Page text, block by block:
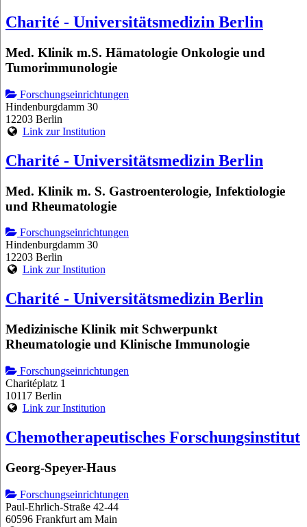
Charité - Universitätsmedizin Berlin
Med. Klinik m.S. Hämatologie Onkologie und
Tumorimmunologie
Forschungseinrichtungen
Hindenburgdamm 30
12203 Berlin
Link zur Institution
Charité - Universitätsmedizin Berlin
Med. Klinik m. S. Gastroenterologie, Infektiologie
und Rheumatologie
Forschungseinrichtungen
Hindenburgdamm 30
12203 Berlin
Link zur Institution
Charité - Universitätsmedizin Berlin
Medizinische Klinik mit Schwerpunkt
Rheumatologie und Klinische Immunologie
Forschungseinrichtungen
Charitéplatz 1
10117 Berlin
Link zur Institution
Chemotherapeutisches Forschungsinstitut
Georg-Speyer-Haus
Forschungseinrichtungen
Paul-Ehrlich-Straße 42-44
60596 Frankfurt am Main